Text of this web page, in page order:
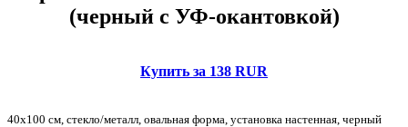
(черный с УФ-окантовкой)
Купить за 138 RUR
40x100 см, стекло/металл, овальная форма, установка настенная, черный